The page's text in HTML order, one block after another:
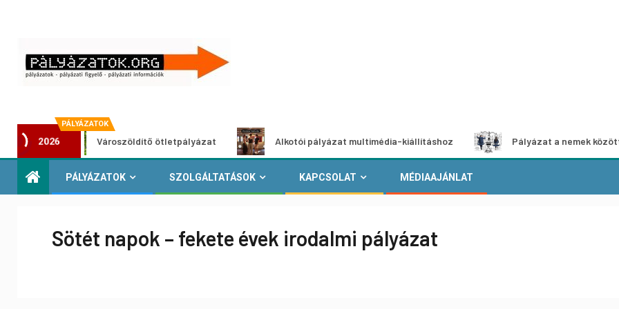
PÁLYÁZATOK
2026Városzöldítő ötletpályázat Alkotói pályázat multimédia-kiállításhoz Pályázat a nemek közötti
PÁLYÁZATOK SZOLGÁLTATÁSOK KAPCSOLAT MÉDIAAJÁNLAT
Sötét napok – fekete évek irodalmi pályázat